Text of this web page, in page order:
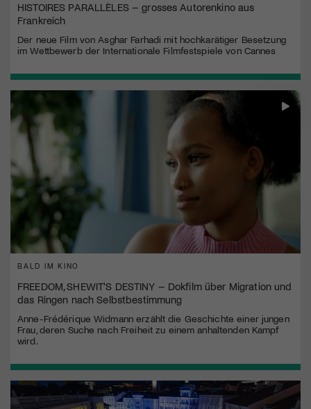
HISTOIRES PARALLÈLES – grosses Autorenkino aus
Frankreich
Der neue Film von Asghar Farhadi mit hochkarätiger Besetzung
im Wettbewerb der Internationale Filmfestspiele von Cannes
BALD IM KINO
FREEDOM, SHEWIT'S DESTINY – Dokfilm über Migration und
das Ringen nach Selbstbestimmung
Anne-Frédérique Widmann erzählt die Geschichte einer jungen
Frau, deren Suche nach Freiheit zu einem anhaltenden Kampf
wird.